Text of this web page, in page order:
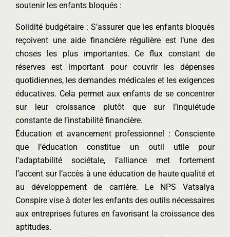
soutenir les enfants bloqués :
Solidité budgétaire : S’assurer que les enfants bloqués
reçoivent une aide financière régulière est l’une des
choses les plus importantes. Ce flux constant de
réserves est important pour couvrir les dépenses
quotidiennes, les demandes médicales et les exigences
éducatives. Cela permet aux enfants de se concentrer
sur leur croissance plutôt que sur l’inquiétude
constante de l’instabilité financière.
Éducation et avancement professionnel : Consciente
que l’éducation constitue un outil utile pour
l’adaptabilité sociétale, l’alliance met fortement
l’accent sur l’accès à une éducation de haute qualité et
au développement de carrière. Le NPS Vatsalya
Conspire vise à doter les enfants des outils nécessaires
aux entreprises futures en favorisant la croissance des
aptitudes.